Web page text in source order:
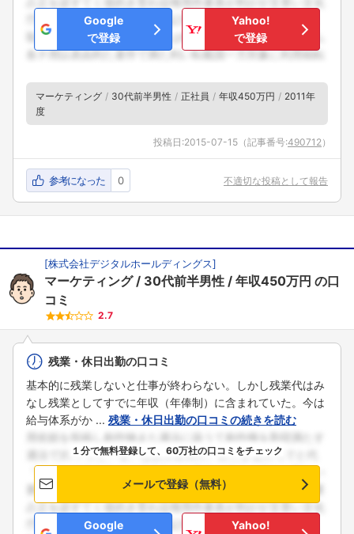
Google
で登録
Yahoo!
で登録
マーケティング 30代前半男性 正社員 年収450万円
2011年
度
投稿日:2015-07-15 （記事番号:490712 ）
参考になった 0 不適切な投稿として報告
[株式会社デジタルホールディングス]
マーケティング 30代前半男性 年収450万円 の口
コミ
2.7
残業・休日出勤の口コミ
基本的に残業しないと仕事が終わらない。しかし残業代はみ
なし残業としてすでに年収（年俸制）に含まれていた。今は
給与体系がか ... 残業・休日出勤の口コミの続きを読む
１分で無料登録して、60万社の口コミをチェック
メールで登録（無料）
Google
Yahoo!